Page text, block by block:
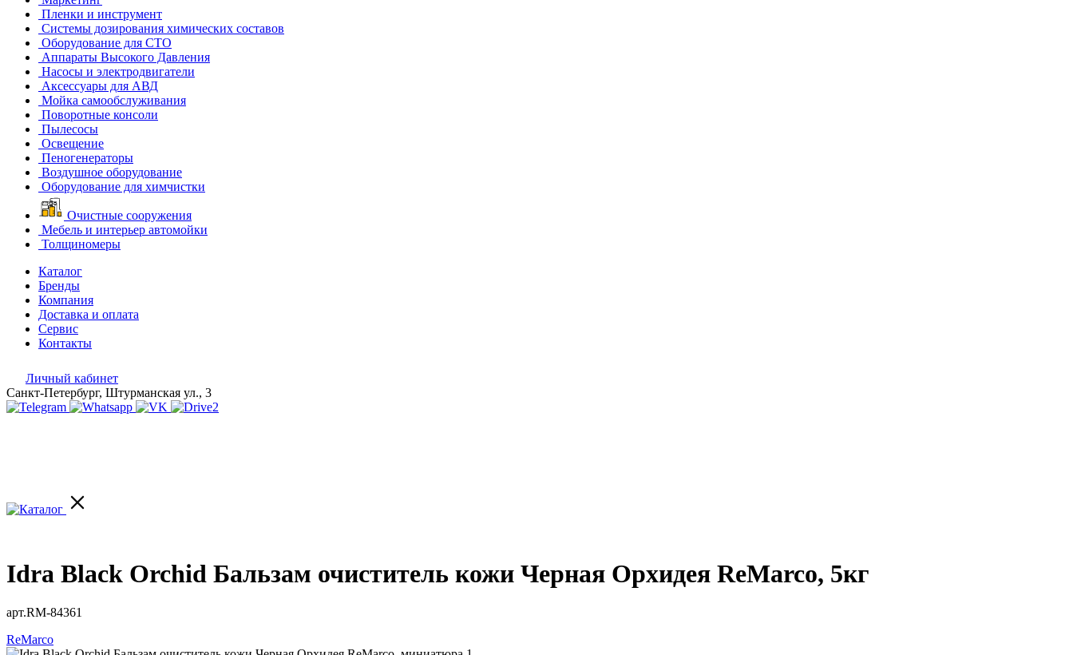
Пленки и инструмент
Системы дозирования химических составов
Оборудование для СТО
Аппараты Высокого Давления
Насосы и электродвигатели
Аксессуары для АВД
Мойка самообслуживания
Поворотные консоли
Пылесосы
Освещение
Пеногенераторы
Воздушное оборудование
Оборудование для химчистки
Очистные сооружения
Мебель и интерьер автомойки
Толщиномеры
Каталог
Бренды
Компания
Доставка и оплата
Сервис
Контакты
Личный кабинет
Санкт-Петербург, Штурманская ул., 3
Idra Black Orchid Бальзам очиститель кожи Черная Орхидея ReMarco, 5кг
арт.RM-84361
ReMarco